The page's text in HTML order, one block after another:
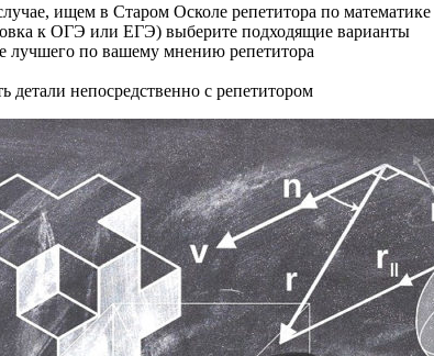
ищем в Старом Осколе репетитора по математике
к ОГЭ или ЕГЭ) выберите подходящие варианты
лучшего по вашему мнению репетитора
непосредственно с репетитором